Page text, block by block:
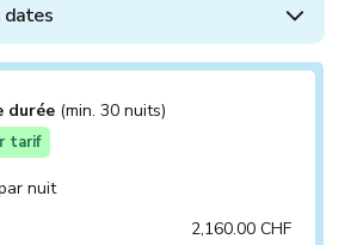
dates
durée (min. 30 nuits)
tarif
nuit
2,160.00 CHF